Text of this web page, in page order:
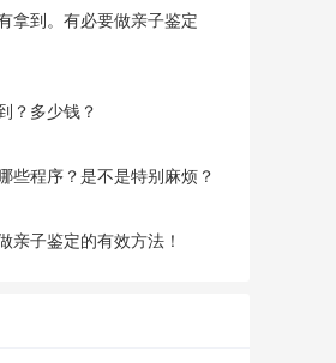
拿到。有必要做亲子鉴定
？多少钱？
些程序？是不是特别麻烦？
亲子鉴定的有效方法！